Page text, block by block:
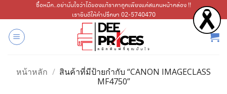
ไป
เนื้อหา
ซื้อหมึก..อย่ามั่นใจว่าได้ของแท้ราคาถูกเพียงแค่สแกนหน้ากล่อง !!
เรายินดีให้คำปรึกษา 02-5740470
หน้าหลัก / สินค้าที่มีป้ายกำกับ “CANON IMAGECLASS
MF4750”